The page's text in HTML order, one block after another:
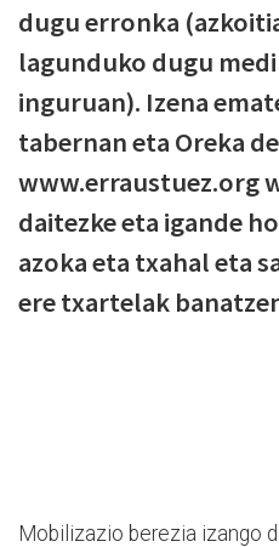
dugu erronka
lagunduko dugu
inguruan). Izena
tabernan eta Oreka
www.erraustuez.org
daitezke eta igande
azoka eta txahal eta
ere txartelak
Mobilizazio berezia izango